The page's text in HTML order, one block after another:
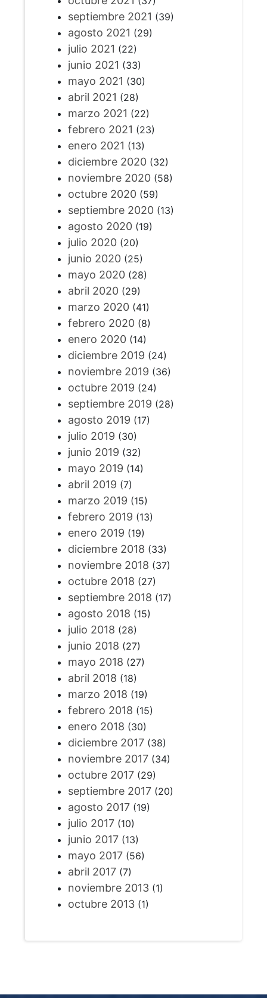
septiembre 2021 (39)
agosto 2021 (29)
julio 2021 (22)
junio 2021 (33)
mayo 2021 (30)
abril 2021 (28)
marzo 2021 (22)
febrero 2021 (23)
enero 2021 (13)
diciembre 2020(32)
noviembre 2020(58)
octubre 2020(59)
septiembre 2020(13)
agosto 2020(19)
julio 2020(20)
junio 2020(25)
mayo 2020(28)
abril 2020(29)
marzo 2020(41)
febrero 2020(8)
enero 2020(14)
diciembre 2019 (24)
noviembre 2019 (36)
octubre 2019 (24)
septiembre 2019 (28)
agosto 2019 (17)
julio 2019 (30)
junio 2019 (32)
mayo 2019 (14)
abril 2019 (7)
marzo 2019 (15)
febrero 2019 (13)
enero 2019 (19)
diciembre 2018 (33)
noviembre 2018 (37)
octubre 2018 (27)
septiembre 2018 (17)
agosto 2018 (15)
julio 2018 (28)
junio 2018 (27)
mayo 2018 (27)
abril 2018 (18)
marzo 2018 (19)
febrero 2018 (15)
enero 2018 (30)
diciembre 2017(38)
noviembre 2017(34)
octubre 2017(29)
septiembre 2017(20)
agosto 2017(19)
julio 2017(10)
junio 2017(13)
mayo 2017(56)
abril 2017(7)
noviembre 2013(1)
octubre 2013(1)